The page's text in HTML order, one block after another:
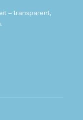
– transparent,